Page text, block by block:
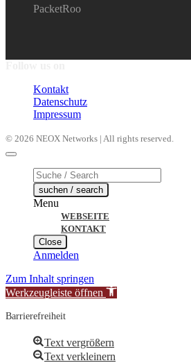
PacketRoo
Kontakt
Datenschutz
Impressum
© 2026 NEOX Networks | All rights reserved.
Products
search
suchen / search
Menu
WEBSEITE
KONTAKT
Close
Anmelden
Zum Inhalt springen
Werkzeugleiste öffnen
Barrierefreiheit
Text vergrößern
Text verkleinern